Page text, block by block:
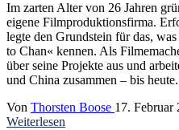
Im zarten Alter von 26 Jahren
eigene Filmproduktionsfirma.
legte den Grundstein für das,
to Chan« kennen. Als
über seine Projekte aus und
und China zusammen – bis heute.
Von Thorsten Boose 17. Februar
Weiterlesen